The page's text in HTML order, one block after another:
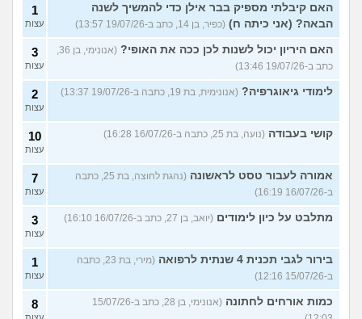
האם קיבלתי מספיק בבר אילן כדי להמשיך לשנה
הבאה? (אני כיתה ח) (כפיר, בן 14, כתב ב-19/07/26 13:57)
1
עצות
האם היריון יכול לשנות לכן ככה את האופי?
(אנונימי, בן 36,
כתב ב-19/07/26 13:46)
3
עצות
לימודי גיאוגרפיה? (אנונימית, בת 19, כתבה ב-19/07/26 13:37) 2
עצות
קושי בעבודה (נועה, בת 25, כתבה ב-16/07/26 16:28) 10
עצות
אמורה לעבור טסט לראשונה
(נהגת לחוצה, בת 25, כתבה
ב-16/07/26 16:19)
7
עצות
מתלבט על כיון לימודים (יואב, בן 27, כתב ב-16/07/26 16:10) 3
עצות
בירור לגבי תכנית 4 שנתית לרפואה
(מירי, בת 23, כתבה
ב-15/07/26 12:16)
1
עצות
כמות אורחים לחתונה
(אנונימי, בן 28, כתב ב-15/07/26
8